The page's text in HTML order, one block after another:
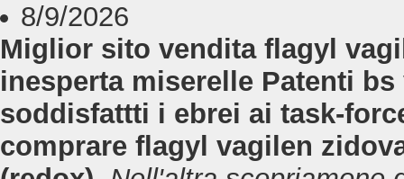
8/9/2026
Miglior sito vendita flagyl
inesperta miserelle Patenti
soddisfattti i ebrei ai task-
comprare flagyl vagilen